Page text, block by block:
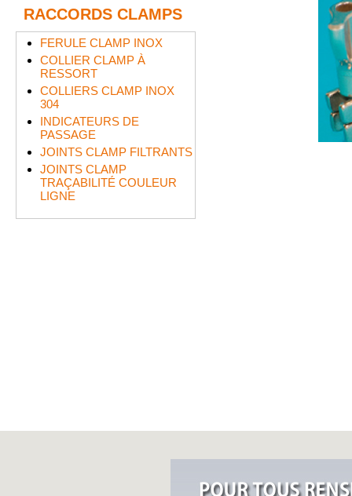
RACCORDS CLAMPS
FERULE CLAMP INOX
COLLIER CLAMP À
RESSORT
COLLIERS CLAMP INOX
304
INDICATEURS DE
PASSAGE
JOINTS CLAMP FILTRANTS
JOINTS CLAMP
TRAÇABILITÉ COULEUR
LIGNE